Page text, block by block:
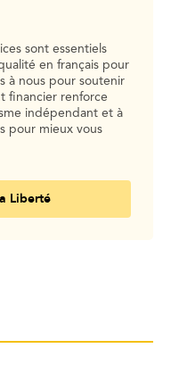
sont essentiels
en français pour
à nous pour soutenir
financier renforce
indépendant et à
pour mieux vous
Liberté